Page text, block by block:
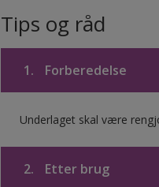
Tips og råd
1. Forberedelse
Underlaget skal være
2. Etter brug